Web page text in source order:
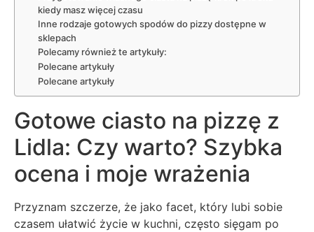
kiedy masz więcej czasu
Inne rodzaje gotowych spodów do pizzy dostępne w
sklepach
Polecamy również te artykuły:
Polecane artykuły
Polecane artykuły
Gotowe ciasto na pizzę z
Lidla: Czy warto? Szybka
ocena i moje wrażenia
Przyznam szczerze, że jako facet, który lubi sobie
czasem ułatwić życie w kuchni, często sięgam po